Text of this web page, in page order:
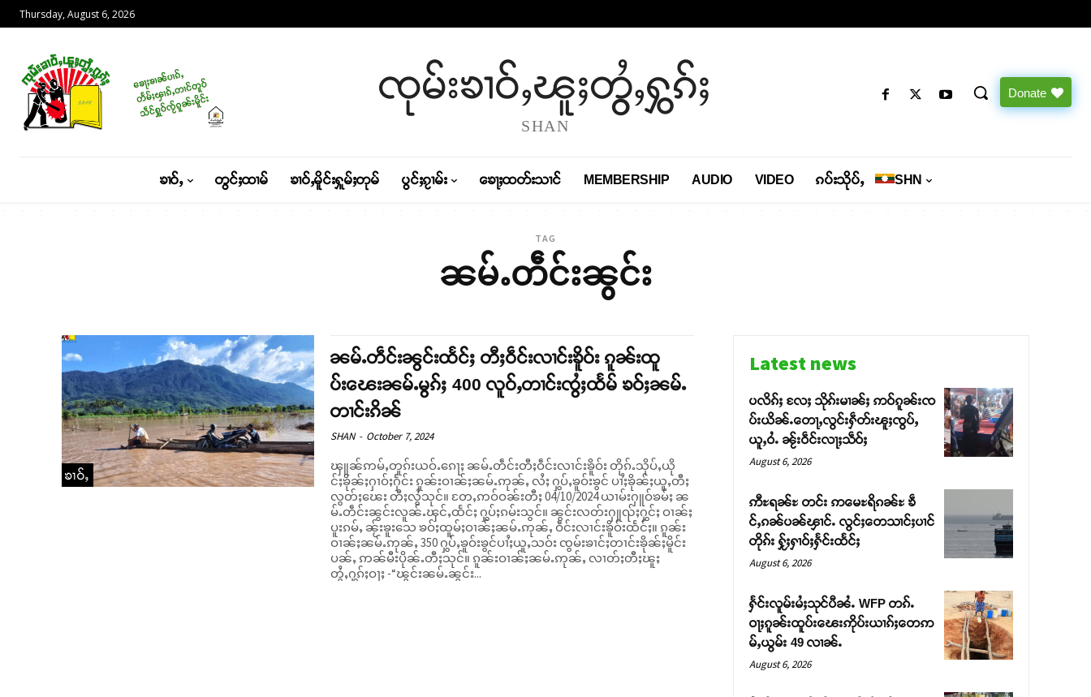
Thursday, August 6, 2026
ၸုမ်းၶၢဝ်ႇၽူႈတွႆႇႁွၵ်ႈ
SHAN
Donate
ၶၢဝ်ႇ တွင်ႈထၢမ် ၶၢဝ်ႇမိူင်းႁူမ်ႈတုမ် ပွင်ႈၵႂၢမ်း ၶေႃႈထတ်းသၢင် MEMBERSHIP AUDIO VIDEO ၵပ်းသိုပ်ႇ SHN
TAG
ၼမ်ႉတဵင်းၼွင်း
ၶၢဝ်ႇ
ၼမ်ႉတဵင်းၼွင်းထႅင်ႈ တီႈဝဵင်းလၢင်းၶိူဝ်း ၵူၼ်းထူ
ပ်းၽေးၼမ်ႉမွၵ်ႈ 400 လူဝ်ႇတၢင်းၸွႆႈထႅမ် ၶဝ်ႈၼမ်ႉ
တၢင်းၵိၼ်
SHAN - October 7, 2024
ၾူၼ်ဢမ်ႇတူၵ်းယဝ်ႉၵေႃႈ ၼမ်ႉတဵင်းတီႈဝဵင်းလၢင်းၶိူဝ်း တိုၵ်ႉသိုပ်ႇယို
င်ႈၶိုၼ်ႈႁၢဝ်ႈႁႅင်း ၵူၼ်းဝၢၼ်ႈၼမ်ႉဢုၼ်ႇ လႆႈ ႁွပ်ႇၶူဝ်းၶွင် ပၢႆႈၶိုၼ်ႈယူႇတီႈ
လွတ်ႈၽေး တီႈလွႆသုင်။ တႄႇဢဝ်ဝၼ်းတီႈ 04/10/2024 ယၢမ်းႁူဝ်ၶမ်ႈ ၼ
မ်ႉတဵင်းၼွင်းလူၼ်ႉၾင်ႇထႅင်ႈ ႁွပ်ႈၵမ်းသွင်။ ၼွင်းလတ်းႁူၺ်ႈႁွင်ႈ ဝၢၼ်ႈ
ပူးၵမ်ႇ ၼႂ်းၶူးသေ ၶဝ်ႈထူမ်ႈဝၢၼ်ႈၼမ်ႉဢုၼ်ႇ ဝဵင်းလၢင်းၶိူဝ်းထႅင်ႈ။ ၵူၼ်း
ဝၢၼ်ႈၼမ်ႉဢုၼ်ႇ 350 ႁွပ်ႇၶူဝ်းၶွင်ပၢႆႈယူႇသဝ်း ၸွမ်းၶၢင်ႈတၢင်းၶိုၼ်ႈမိူင်း
ပၼ်ႇ ဢၼ်မီးပိုၼ်ႉတီႈသုင်။ ၵူၼ်းဝၢၼ်ႈၼမ်ႉဢုၼ်ႇ လၢတ်ႈတီႈၽူႈ
တွႆႇႁွၵ်ႈဝႃႈ -“ၽွင်းၼမ်ႉၼွင်း...
Latest news
ပလိၵ်ႈ လႄႈ သိုၵ်းမၢၼ်ႈ ဢဝ်ၵူၼ်းၸ
ပ်းယိၼ်ႉတေႃႇလွင်းႁဵတ်းၽူႈၸွပ်ႇ
ယူႇဝႆႉ ၼႂ်းဝဵင်းလႃႈသဵဝ်ႈ
August 6, 2026
ဢီႊရၼ်ႊ တင်း ဢမေႊရိၵၼ်ႊ ၶဵ
င်ႇၵၼ်ပၼ်ၾၢင်ႉ လွင်ႈတေသၢင်ႈပၢင်
တိုၵ်း ႁႂ်ႈႁၢဝ်ႈႁႅင်းထႅင်ႈ
August 6, 2026
ႁႅင်းလူမ်းမႆႈသုင်ပီၼႆႉ WFP တၵ်ႉ
ဝႃႈၵူၼ်းထူပ်းၽေးဢိုပ်းယၢၵ်ႈတေဢ
မ်ႇယွမ်း 49 လၢၼ်ႉ
August 6, 2026